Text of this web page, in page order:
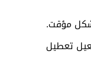
مؤقت.
تعطيل